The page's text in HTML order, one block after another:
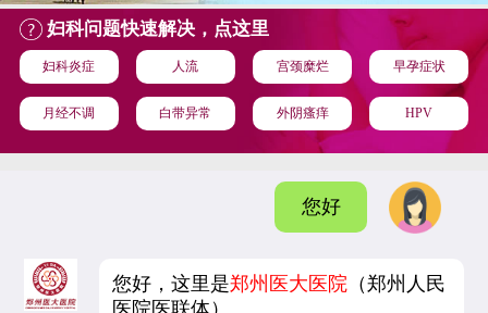
妇科问题快速解决，点这里
妇科炎症 人流 宫颈糜烂 早孕症状
月经不调 白带异常 外阴瘙痒 HPV
您好
您好，这里是郑州医大医院 （郑州人民
医院医联体）